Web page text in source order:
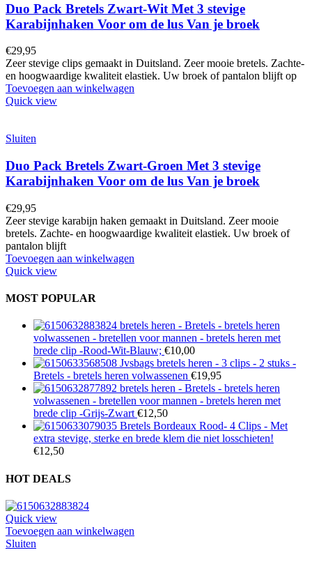
Duo Pack Bretels Zwart-Wit Met 3 stevige
Karabijnhaken Voor om de lus Van je broek
€29,95
Zeer stevige clips gemaakt in Duitsland. Zeer mooie bretels. Zachte-
en hoogwaardige kwaliteit elastiek. Uw broek of pantalon blijft op
Toevoegen aan winkelwagen
Quick view
Sluiten
Duo Pack Bretels Zwart-Groen Met 3 stevige
Karabijnhaken Voor om de lus Van je broek
€29,95
Zeer stevige karabijn haken gemaakt in Duitsland. Zeer mooie
bretels. Zachte- en hoogwaardige kwaliteit elastiek. Uw broek of
pantalon blijft
Toevoegen aan winkelwagen
Quick view
MOST POPULAR
bretels heren - Bretels - bretels heren
volwassenen - bretellen voor mannen - bretels heren met
brede clip -Rood-Wit-Blauw; €10,00
Jvsbags bretels heren - 3 clips - 2 stuks -
Bretels - bretels heren volwassenen €19,95
bretels heren - Bretels - bretels heren
volwassenen - bretellen voor mannen - bretels heren met
brede clip -Grijs-Zwart €12,50
Bretels Bordeaux Rood- 4 Clips - Met
extra stevige, sterke en brede klem die niet losschieten!
€12,50
HOT DEALS
Quick view
Toevoegen aan winkelwagen
Sluiten